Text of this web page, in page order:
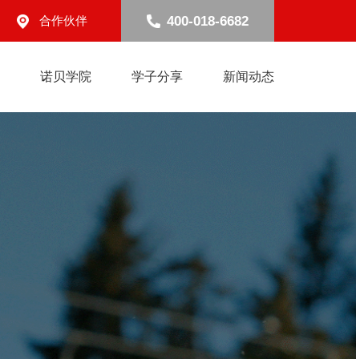
合作伙伴 400-018-6682
诺贝学院 学子分享 新闻动态